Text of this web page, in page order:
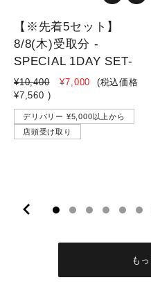
【※先着5セット】
8/8(木)受取分 -
SPECIAL 1DAY SET-
¥10,400 ¥7,000
(税込価格
¥7,560 )
デリバリー ¥5,000以上から
店頭受け取り
も